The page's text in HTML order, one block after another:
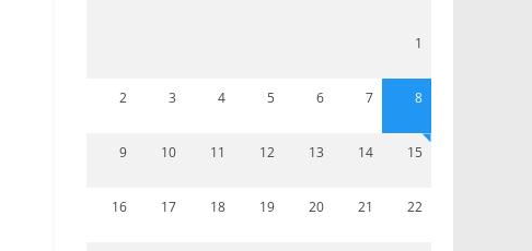
1
2 3 4 5 6 7 8
9 10 11 12 13 14 15
16 17 18 19 20 21 22